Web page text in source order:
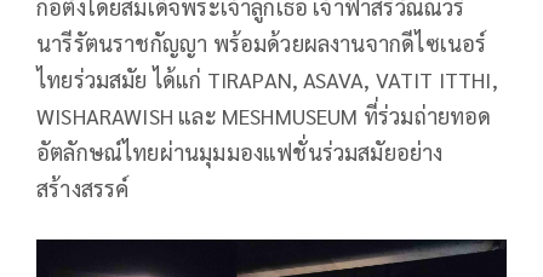
ก่อตั้งโดยสมเด็จพระเจ้าลูกเธอ เจ้าฟ้าสิริวัณณวรี
นารีรัตนราชกัญญา พร้อมด้วยผลงานจากดีไซเนอร์
ไทยร่วมสมัย ได้แก่ TIRAPAN, ASAVA, VATIT ITTHI,
WISHARAWISH และ MESHMUSEUM ที่ร่วมถ่ายทอด
อัตลักษณ์ไทยผ่านมุมมองแฟชั่นร่วมสมัยอย่าง
สร้างสรรค์